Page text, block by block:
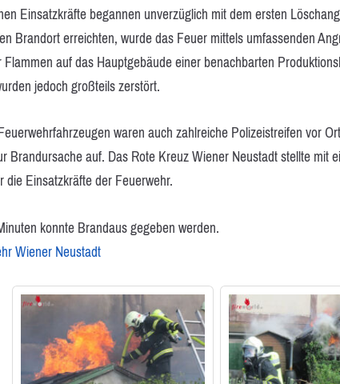
Einsatzkräfte begannen unverzüglich mit dem ersten
Brandort erreichten, wurde das Feuer mittels umfassenden
auf das Hauptgebäude einer benachbarten
jedoch großteils zerstört.
waren auch zahlreiche Polizeistreifen vor
Brandursache auf. Das Rote Kreuz Wiener Neustadt stellte mit
die Einsatzkräfte der Feuerwehr.
konnte Brandaus gegeben werden.
Wiener Neustadt